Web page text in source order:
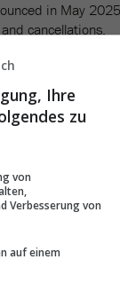
in May 2025
cancellations.
Ihre
zu
von
Verbesserung von
auf einem